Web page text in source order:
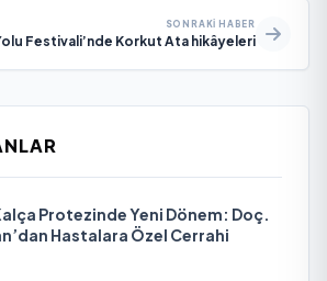
SONRAKI HABER
Festivali’nde Korkut Ata hikâyeleri
Protezinde Yeni Dönem: Doç.
Hastalara Özel Cerrahi